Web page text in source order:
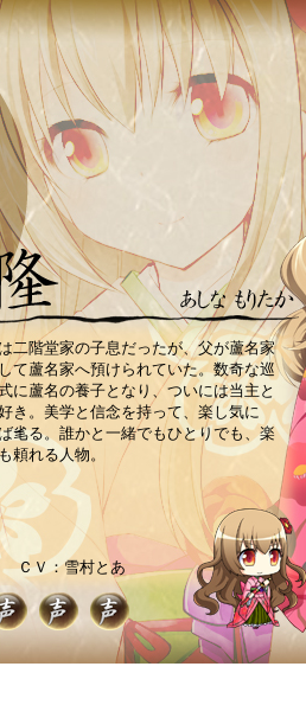
二階堂家の子息だったが、父が蘆名家
て蘆名家へ預けられていた。数奇な巡
に蘆名の養子となり、ついには当主と
き。美学と信念を持って、楽し気に
毟る。誰かと一緒でもひとりでも、楽
頼れる人物。
ＣＶ：雪村とあ